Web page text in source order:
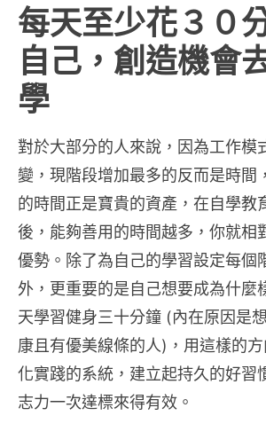
每天至少花３０
自己，創造機會
學
對於大部分的人來說，因為工作模
變，現階段增加最多的反而是時間
的時間正是寶貴的資產，在自學教
後，能夠善用的時間越多，你就相
優勢。除了為自己的學習設定每個
外，更重要的是自己想要成為什麼
天學習健身三十分鐘 (內在原因是
康且有優美線條的人)，用這樣的
化實踐的系統，建立起持久的好習
志力一次達標來得有效。